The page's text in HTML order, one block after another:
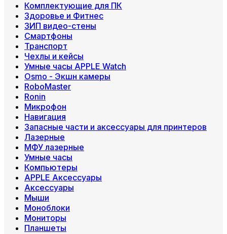
Комплектующие для ПК
Здоровье и Фитнес
ЗИП видео-стены
Смартфоны
Транспорт
Чехлы и кейсы
Умные часы APPLE Watch
Osmo - Экшн камеры
RoboMaster
Ronin
Микрофон
Навигация
Запасные части и аксессуары для принтеров
Лазерные
МФУ лазерные
Умные часы
Компьютеры
APPLE Аксессуары
Аксессуары
Мыши
Моноблоки
Мониторы
Планшеты